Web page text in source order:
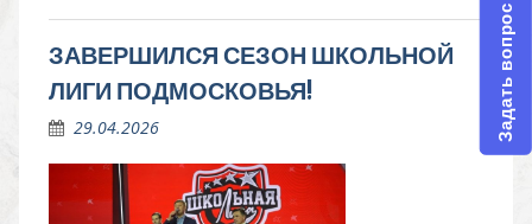
ЗАВЕРШИЛСЯ СЕЗОН ШКОЛЬНОЙ
ЛИГИ ПОДМОСКОВЬЯ!
29.04.2026 Задать вопрос